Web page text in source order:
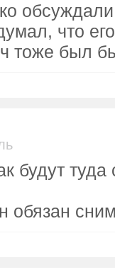
что
тоже был
будут туда
обязан